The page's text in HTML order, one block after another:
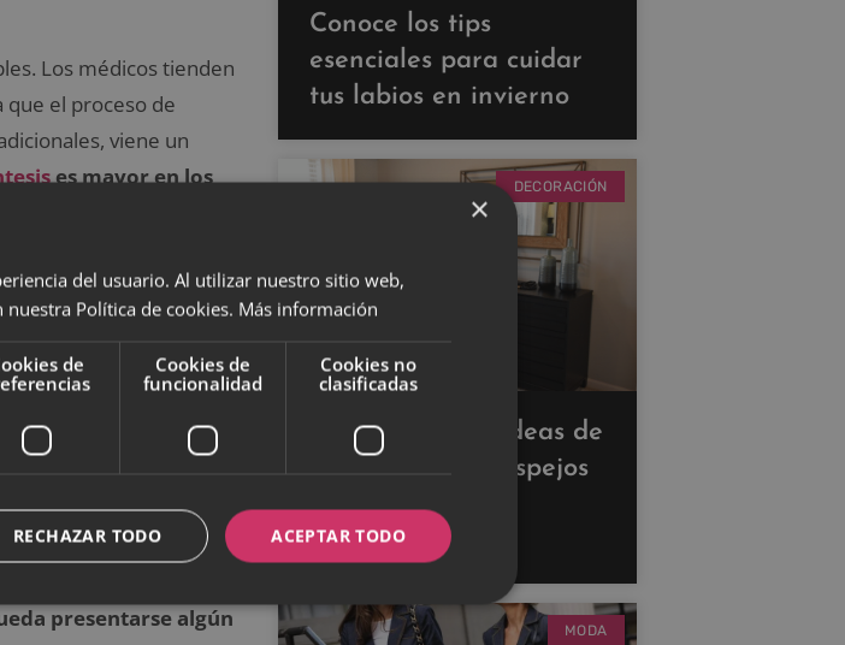
Los médicos tienden
el proceso de
viene un
es mayor en los
que si el riesgo de
para los gemelos.
para controlarla
puede ser de alto
no significa que a
presentarse algún
Conoce los tips
esenciales para cuidar
tus labios en invierno
DECORACIÓN
Descubre estas ideas de
decoración con espejos
para ampliar tus
espacios
MODA
×
del usuario. Al utilizar nuestro sitio web,
nuestra Política de cookies. Más información
de
Cookies de
funcionalidad
Cookies no
clasificadas
ACEPTAR TODO
RECHAZAR TODO